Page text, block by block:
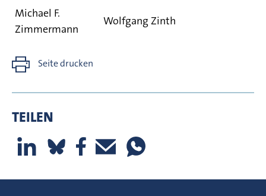
Michael F.
Zimmermann
Wolfgang Zinth
Seite drucken
TEILEN